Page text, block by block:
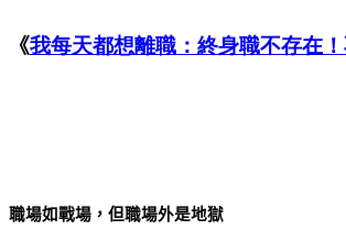
《我每天都想離職：終身職不存在
職場如戰場，但職場外是地獄